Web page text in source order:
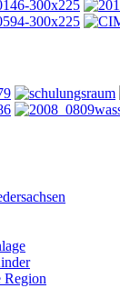
Region